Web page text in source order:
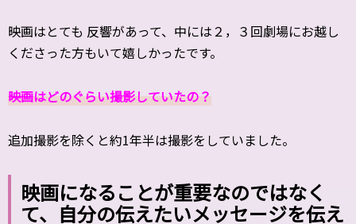
映画はとても 反響があって、中には２，３回劇場にお越し
くださった方もいて嬉しかったです。
――映画はどのぐらい撮影していたの？
追加撮影を除くと約1年半は撮影をしていました。
映画になることが重要なのではなく
て、自分の伝えたいメッセージを伝え